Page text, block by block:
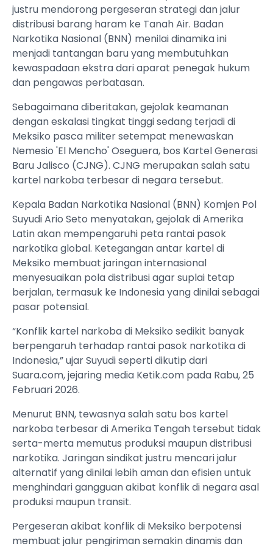
justru mendorong pergeseran strategi dan jalur
distribusi barang haram ke Tanah Air. Badan
Narkotika Nasional (BNN) menilai dinamika ini
menjadi tantangan baru yang membutuhkan
kewaspadaan ekstra dari aparat penegak hukum
dan pengawas perbatasan.
Sebagaimana diberitakan, gejolak keamanan
dengan eskalasi tingkat tinggi sedang terjadi di
Meksiko pasca militer setempat menewaskan
Nemesio 'El Mencho' Oseguera, bos Kartel Generasi
Baru Jalisco (CJNG). CJNG merupakan salah satu
kartel narkoba terbesar di negara tersebut.
Kepala Badan Narkotika Nasional (BNN) Komjen Pol
Suyudi Ario Seto menyatakan, gejolak di Amerika
Latin akan mempengaruhi peta rantai pasok
narkotika global. Ketegangan antar kartel di
Meksiko membuat jaringan internasional
menyesuaikan pola distribusi agar suplai tetap
berjalan, termasuk ke Indonesia yang dinilai sebagai
pasar potensial.
“Konflik kartel narkoba di Meksiko sedikit banyak
berpengaruh terhadap rantai pasok narkotika di
Indonesia,” ujar Suyudi seperti dikutip dari
Suara.com, jejaring media Ketik.com pada Rabu, 25
Februari 2026.
Menurut BNN, tewasnya salah satu bos kartel
narkoba terbesar di Amerika Tengah tersebut tidak
serta-merta memutus produksi maupun distribusi
narkotika. Jaringan sindikat justru mencari jalur
alternatif yang dinilai lebih aman dan efisien untuk
menghindari gangguan akibat konflik di negara asal
produksi maupun transit.
Pergeseran akibat konflik di Meksiko berpotensi
membuat jalur pengiriman semakin dinamis dan